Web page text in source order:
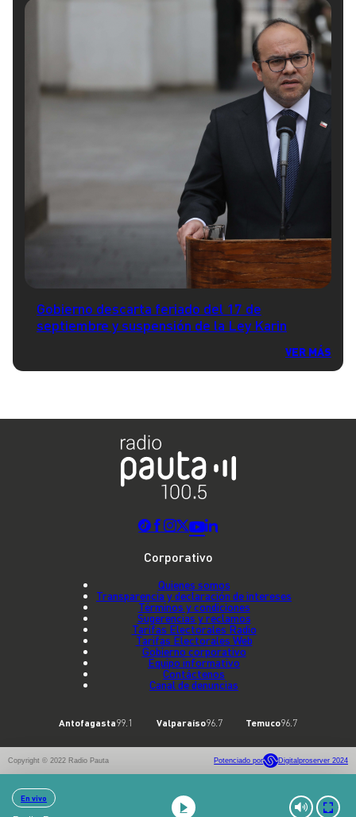
Gobierno descarta feriado del 17 de
septiembre y suspensión de la Ley Karin
VER MÁS
En vivo
Corporativo
Quienes somos
Transparencia y declaración de intereses
Términos y condiciones
Sugerencias y reclamos
Tarifas Electorales Radio
Tarifas Electorales Web
Gobierno corporativo
Equipo informativo
Contáctenos
Canal de denuncias
Antofagasta99.1 Valparaíso96.7 Temuco96.7
Copyright © 2022 Radio Pauta Potenciado por Digitalproserver 2024